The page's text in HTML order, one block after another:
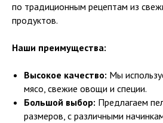
по традиционным рецептам из
продуктов.
Наши преимущества:
Высокое качество: Мы
мясо, свежие овощи и специи.
Большой выбор: Предлагаем
размеров, с различными